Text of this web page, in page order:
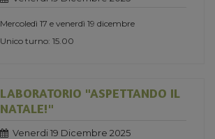
Mercoledì 17 e venerdì 19 dicembre
Unico turno: 15.00
LABORATORIO "ASPETTANDO IL
NATALE!"
Venerdi 19 Dicembre 2025